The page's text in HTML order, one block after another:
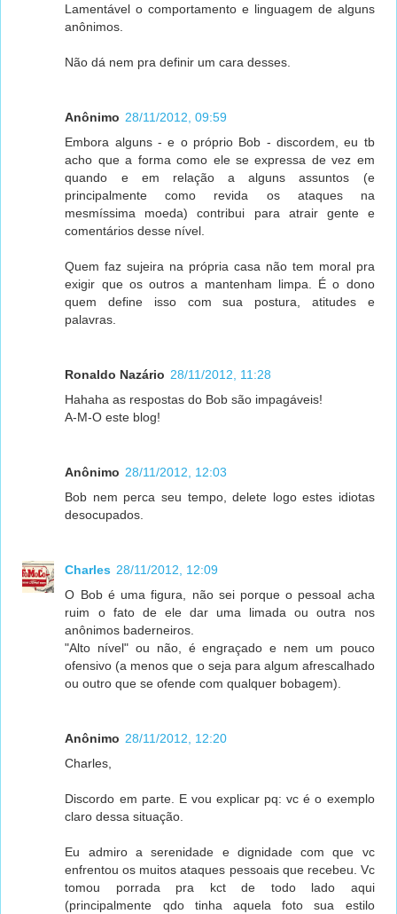
Lamentável o comportamento e linguagem de alguns
anônimos.
Não dá nem pra definir um cara desses.
Anônimo 28/11/2012, 09:59
Embora alguns - e o próprio Bob - discordem, eu tb
acho que a forma como ele se expressa de vez em
quando e em relação a alguns assuntos (e
principalmente como revida os ataques na
mesmíssima moeda) contribui para atrair gente e
comentários desse nível.
Quem faz sujeira na própria casa não tem moral pra
exigir que os outros a mantenham limpa. É o dono
quem define isso com sua postura, atitudes e
palavras.
Ronaldo Nazário 28/11/2012, 11:28
Hahaha as respostas do Bob são impagáveis!
A-M-O este blog!
Anônimo 28/11/2012, 12:03
Bob nem perca seu tempo, delete logo estes idiotas
desocupados.
Charles 28/11/2012, 12:09
O Bob é uma figura, não sei porque o pessoal acha
ruim o fato de ele dar uma limada ou outra nos
anônimos baderneiros.
"Alto nível" ou não, é engraçado e nem um pouco
ofensivo (a menos que o seja para algum afrescalhado
ou outro que se ofende com qualquer bobagem).
Anônimo 28/11/2012, 12:20
Charles,
Discordo em parte. E vou explicar pq: vc é o exemplo
claro dessa situação.
Eu admiro a serenidade e dignidade com que vc
enfrentou os muitos ataques pessoais que recebeu. Vc
tomou porrada pra kct de todo lado aqui
(principalmente qdo tinha aquela foto sua estilo